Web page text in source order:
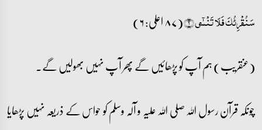
سَنُقۡرِئُکَ فَلَا تَنۡسٰۤی ﴿۶﴾ (۸۷ اعلی: ۶)
(عنقریب) ہم آپ کو پڑھائیں گے پھر آپ نہیں بھولیں گے۔
چونکہ قرآن رسول اللہ صلی اللہ علیہ و آلہ وسلم کو حواس کے ذریعہ نہیں پڑھایا